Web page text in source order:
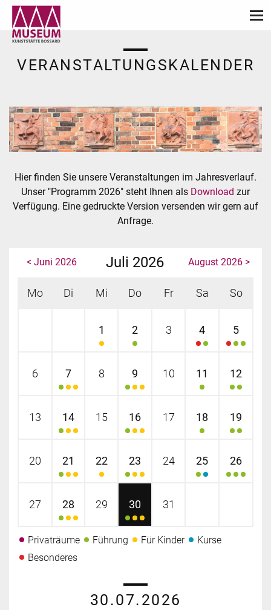
VERANSTALTUNGSKALENDER
Hier finden Sie unsere Veranstaltungen im Jahresverlauf.
Unser "Programm 2026" steht Ihnen als Download zur
Verfügung. Eine gedruckte Version versenden wir gern auf
Anfrage.
< Juni 2026 Juli 2026 August 2026 >
Mo Di Mi Do Fr Sa So
1 2 3 4 5
6 7 8 9 10 11 12
13 14 15 16 17 18 19
20 21 22 23 24 25 26
27 28 29 30 31
Privaträume Führung Für Kinder
Kurse
Besonderes
30.07.2026